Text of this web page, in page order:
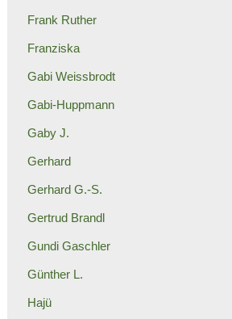
Frank Ruther
Franziska
Gabi Weissbrodt
Gabi-Huppmann
Gaby J.
Gerhard
Gerhard G.-S.
Gertrud Brandl
Gundi Gaschler
Günther L.
Hajü